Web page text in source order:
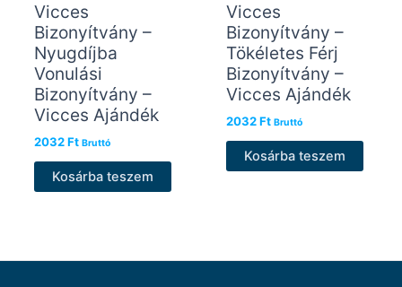
Vicces
Bizonyítvány –
Nyugdíjba
Vonulási
Bizonyítvány –
Vicces Ajándék
2032Ft Bruttó
Kosárba teszem
Vicces
Bizonyítvány –
Tökéletes Férj
Bizonyítvány –
Vicces Ajándék
2032Ft Bruttó
Kosárba teszem